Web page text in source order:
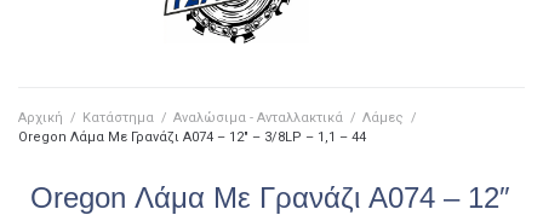
Αρχική / Κατάστημα / Αναλώσιμα - Ανταλλακτικά / Λάμες /
Oregon Λάμα Με Γρανάζι A074 – 12″ – 3/8LP – 1,1 – 44
Oregon Λάμα Με Γρανάζι A074 – 12″